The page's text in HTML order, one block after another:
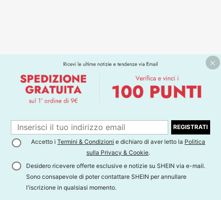
REGISTRATI
Accetto iTermini & Condizioni e dichiaro di aver letto la Politica
sulla Privacy & Cookie.
Desidero ricevere offerte esclusive e notizie su SHEIN via e-mail.
Sono consapevole di poter contattare SHEIN per annullare
l'iscrizione in qualsiasi momento.